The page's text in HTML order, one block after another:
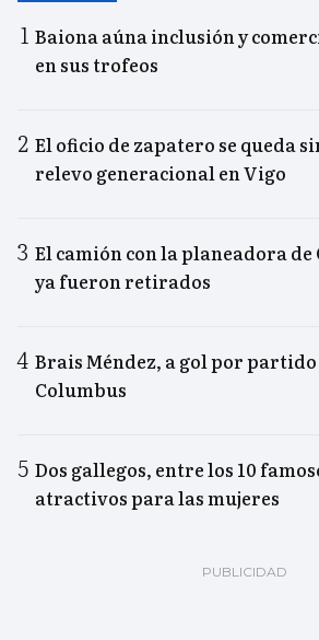
Baiona aúna inclusión y
en sus trofeos
El oficio de zapatero se queda
relevo generacional en Vigo
El camión con la planeadora de
ya fueron retirados
Brais Méndez, a gol por partido
Columbus
Dos gallegos, entre los 10
atractivos para las mujeres